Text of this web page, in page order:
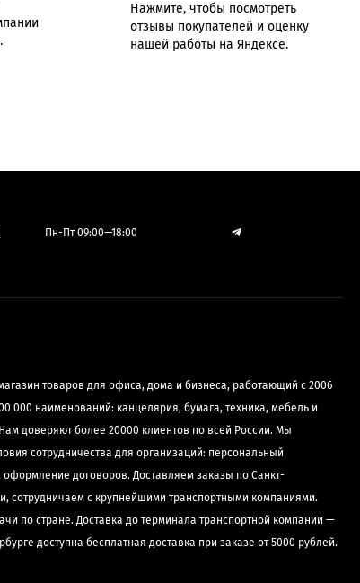
Нажмите, чтобы посмотреть
отзывы покупателей и оценку
нашей работы на Яндексе.
Пн-Пт 09:00—18:00
товаров для офиса, дома и бизнеса, работающий с 2006
000 наименований: канцелярия, бумага, техника, мебель и
доверяют более 20000 клиентов по всей России. Мы
сотрудничества для организаций: персональный
договоров. Доставляем заказы по Санкт-
сотрудничаем с крупнейшими транспортными компаниями.
по стране. Доставка до терминала транспортной компании —
доступна бесплатная доставка при заказе от 5000 рублей.